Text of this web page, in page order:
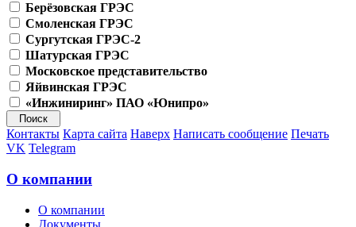
Берёзовская ГРЭС
Смоленская ГРЭС
Сургутская ГРЭС-2
Шатурская ГРЭС
Московское представительство
Яйвинская ГРЭС
«Инжиниринг» ПАО «Юнипро»
Контакты Карта сайта Наверх Написать сообщение Печать
VK Telegram
О компании
О компании
Документы